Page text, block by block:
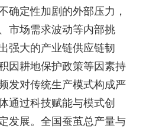
确定性加剧的外部压力，
市场需求波动等内部挑
强大的产业链供应链韧
因耕地保护政策等因素持
发对传统生产模式构成严
通过科技赋能与模式创
发展。全国蚕茧总产量与